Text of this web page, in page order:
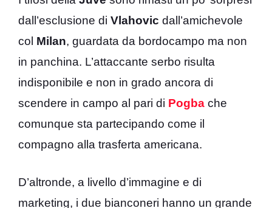
dall’esclusione di Vlahovic dall’amichevole
col Milan, guardata da bordocampo ma non
in panchina. L’attaccante serbo risulta
indisponibile e non in grado ancora di
scendere in campo al pari di Pogba che
comunque sta partecipando come il
compagno alla trasferta americana.
D’altronde, a livello d’immagine e di
marketing, i due bianconeri hanno un grande